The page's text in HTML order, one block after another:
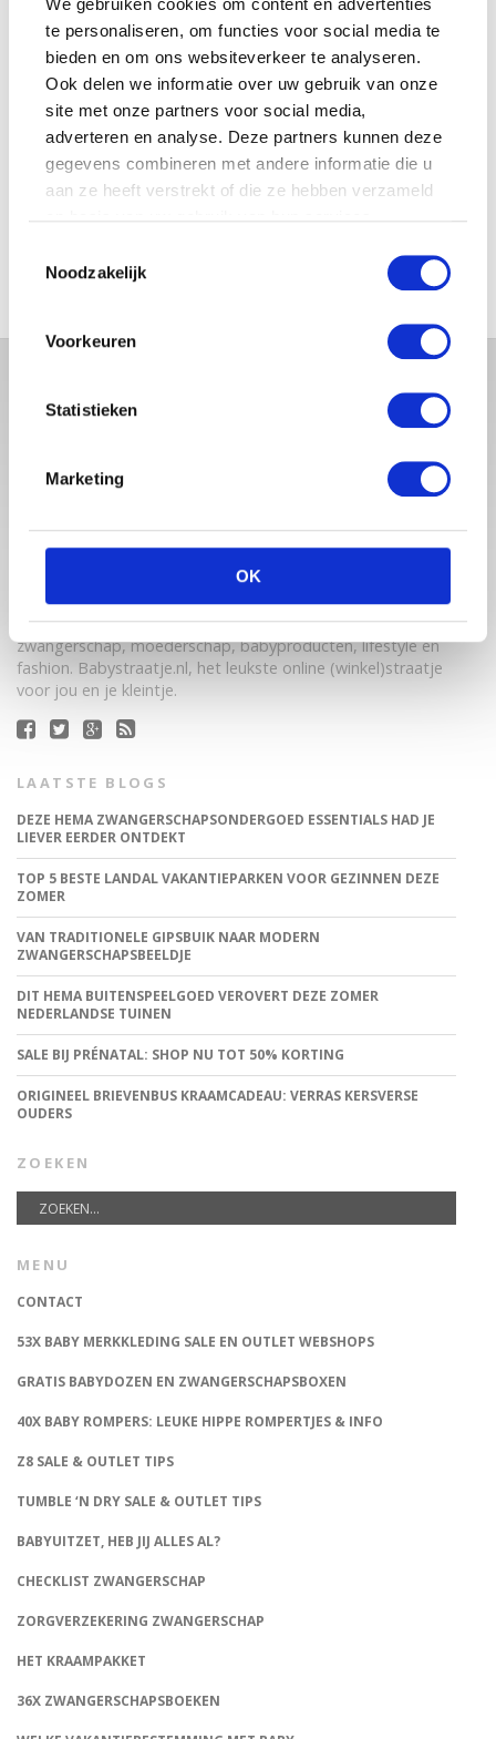
te personaliseren, om functies voor social media te
bieden en om ons websiteverkeer te analyseren.
Ook delen we informatie over uw gebruik van onze
site met onze partners voor social media,
adverteren en analyse. Deze partners kunnen deze
gegevens combineren met andere informatie die u
aan ze heeft verstrekt of die ze hebben verzameld
Noodzakelijk
Voorkeuren
Statistieken
Marketing
OK
MAMA THIRZA VLOG: OP
VAKANTIE & TWEE ZIEKE
KINDEREN
MAMA CARMEN VLOG:
BEGONNEN & TANDEN BLEKEN
Babystraatje.nl is een uniek platform voor aanstaande en
jonge moeders. Een online ontmoetingsplek vol
inspirerende blogs en handige artikelen op het gebied van
zwangerschap, moederschap, babyproducten, lifestyle en
fashion. Babystraatje.nl, het leukste online (winkel)straatje
voor jou en je kleintje.
LAATSTE BLOGS
DEZE HEMA ZWANGERSCHAPSONDERGOED ESSENTIALS HAD JE
LIEVER EERDER ONTDEKT
TOP 5 BESTE LANDAL VAKANTIEPARKEN VOOR GEZINNEN DEZE
ZOMER
VAN TRADITIONELE GIPSBUIK NAAR MODERN
ZWANGERSCHAPSBEELDJE
DIT HEMA BUITENSPEELGOED VEROVERT DEZE ZOMER
NEDERLANDSE TUINEN
SALE BIJ PRÉNATAL: SHOP NU TOT 50% KORTING
ORIGINEEL BRIEVENBUS KRAAMCADEAU: VERRAS KERSVERSE
OUDERS
ZOEKEN
MENU
CONTACT
53X BABY MERKKLEDING SALE EN OUTLET WEBSHOPS
GRATIS BABYDOZEN EN ZWANGERSCHAPSBOXEN
40X BABY ROMPERS: LEUKE HIPPE ROMPERTJES & INFO
Z8 SALE & OUTLET TIPS
TUMBLE ‘N DRY SALE & OUTLET TIPS
BABYUITZET, HEB JIJ ALLES AL?
CHECKLIST ZWANGERSCHAP
ZORGVERZEKERING ZWANGERSCHAP
HET KRAAMPAKKET
36X ZWANGERSCHAPSBOEKEN